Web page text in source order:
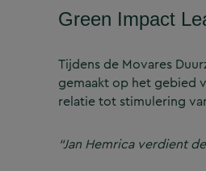
Green Impact
Tijdens de Movares
gemaakt op het gebied
relatie tot stimulering
“Jan Hemrica verdient